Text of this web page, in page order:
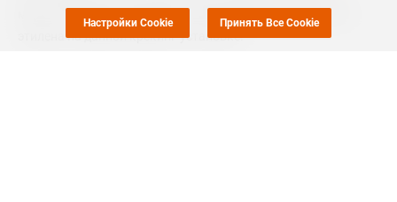
марта. Компания 10 марта начала коммерческий выпуск
этилена на данной крекинг-установке.
Настройки Cookie Принять Все Cookie